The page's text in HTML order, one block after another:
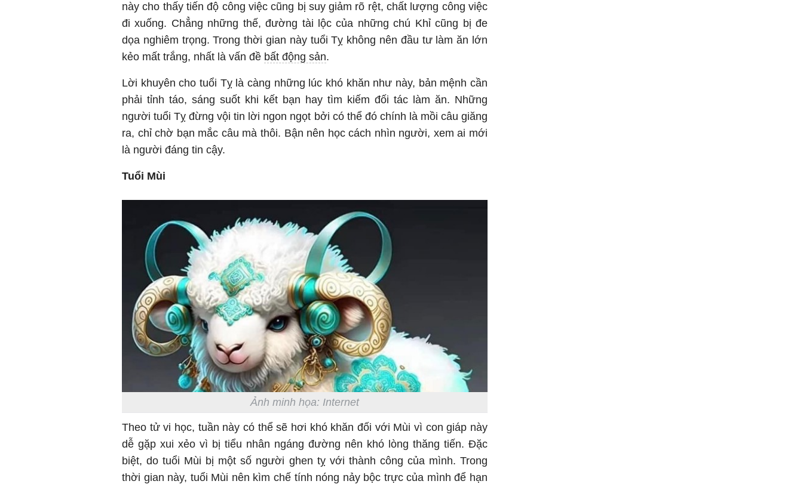
này cho thấy tiến độ công việc cũng bị suy giảm rõ rệt, chất lượng công việc
đi xuống. Chẳng những thế, đường tài lộc của những chú Khỉ cũng bị đe
dọa nghiêm trọng. Trong thời gian này tuổi Tỵ không nên đầu tư làm ăn lớn
kẻo mất trắng, nhất là vấn đề bất động sản.
Lời khuyên cho tuổi Tỵ là càng những lúc khó khăn như này, bản mệnh cần
phải tỉnh táo, sáng suốt khi kết bạn hay tìm kiếm đối tác làm ăn. Những
người tuổi Tỵ đừng vội tin lời ngon ngọt bởi có thể đó chính là mồi câu giăng
ra, chỉ chờ bạn mắc câu mà thôi. Bận nên học cách nhìn người, xem ai mới
là người đáng tin cậy.
Tuổi Mùi
Ảnh minh họa: Internet
Theo tử vi học, tuần này có thể sẽ hơi khó khăn đối với Mùi vì con giáp này
dễ gặp xui xẻo vì bị tiểu nhân ngáng đường nên khó lòng thăng tiến. Đặc
biệt, do tuổi Mùi bị một số người ghen tỵ với thành công của mình. Trong
thời gian này, tuổi Mùi nên kìm chế tính nóng nảy bộc trực của mình để hạn